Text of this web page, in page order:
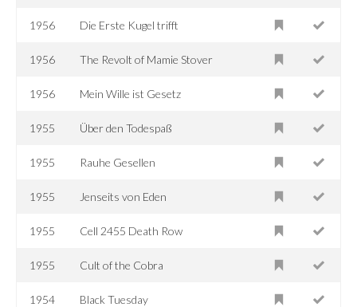
1956 Die Erste Kugel trifft
1956 The Revolt of Mamie Stover
1956 Mein Wille ist Gesetz
1955 Über den Todespaß
1955 Rauhe Gesellen
1955 Jenseits von Eden
1955 Cell 2455 Death Row
1955 Cult of the Cobra
1954 Black Tuesday